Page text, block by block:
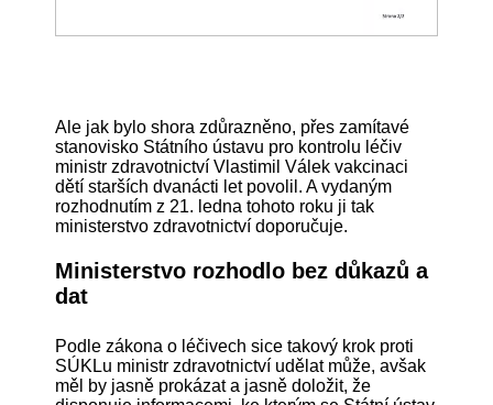
Ale jak bylo shora zdůrazněno, přes zamítavé
stanovisko Státního ústavu pro kontrolu léčiv
ministr zdravotnictví Vlastimil Válek vakcinaci
dětí starších dvanácti let povolil. A vydaným
rozhodnutím z 21. ledna tohoto roku ji tak
ministerstvo zdravotnictví doporučuje.
Ministerstvo rozhodlo bez důkazů a
dat
Podle zákona o léčivech sice takový krok proti
SÚKLu ministr zdravotnictví udělat může, avšak
měl by jasně prokázat a jasně doložit, že